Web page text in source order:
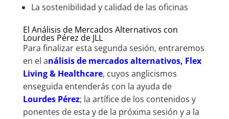
La sostenibilidad y calidad de las oficinas
El Análisis de Mercados Alternativos con
Lourdes Pérez de JLL
Para finalizar esta segunda sesión, entraremos
en el análisis de mercados alternativos, Flex
Living & Healthcare, cuyos anglicismos
enseguida entenderás con la ayuda de
Lourdes Pérez; la artífice de los contenidos y
ponentes de esta y de la próxima sesión y a la